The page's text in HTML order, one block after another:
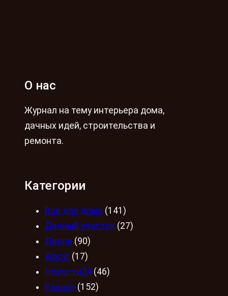
О нас
Журнал на тему интерьера дома,
дачных идей, строительства и
ремонта.
Категории
Всё для дома (141)
Дачный участок (27)
Двери (90)
Досуг (17)
Новости24 (46)
Разное (152)